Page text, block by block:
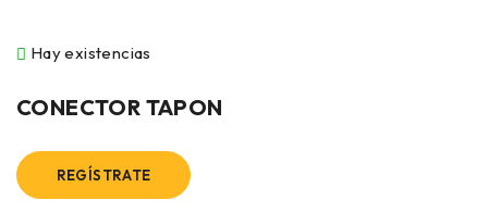
Hay existencias
CONECTOR TAPON
REGÍSTRATE